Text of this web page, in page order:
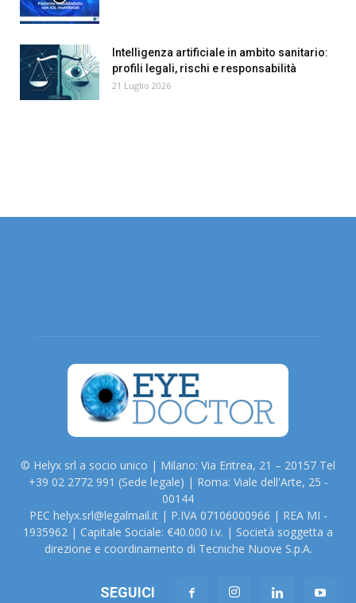
Intelligenza artificiale in ambito sanitario:
profili legali, rischi e responsabilità
21 Luglio 2026
© Helyx srl a socio unico | Milano: Via Eritrea, 21 – 20157 Tel
+39 02 2772 991 (Sede legale) | Roma: Viale dell'Arte, 25 -
00144
PEC helyx.srl@legalmail.it | P.IVA 07106000966 | REA MI -
1935962 | Capitale Sociale: €40.000 i.v. | Società soggetta a
direzione e coordinamento di Tecniche Nuove S.p.A.
SEGUICI